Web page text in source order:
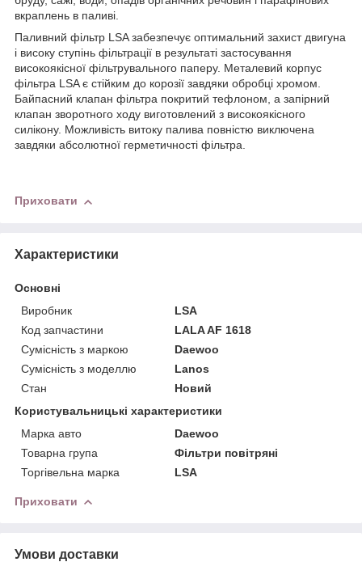
вкраплень в паливі.
Паливний фільтр LSA забезпечує оптимальний захист двигуна
і високу ступінь фільтрації в результаті застосування
високоякісної фільтрувального паперу. Металевий корпус
фільтра LSA є стійким до корозії завдяки обробці хромом.
Байпасний клапан фільтра покритий тефлоном, а запірний
клапан зворотного ходу виготовлений з високоякісного
силікону. Можливість витоку палива повністю виключена
завдяки абсолютної герметичності фільтра.
Приховати
Характеристики
Основні
Виробник
LSA
Код запчастини
LALA AF 1618
Сумісність з маркою
Daewoo
Сумісність з моделлю
Lanos
Стан
Новий
Користувальницькі характеристики
Марка авто
Daewoo
Товарна група
Фільтри повітряні
Торгівельна марка
LSA
Приховати
Умови доставки